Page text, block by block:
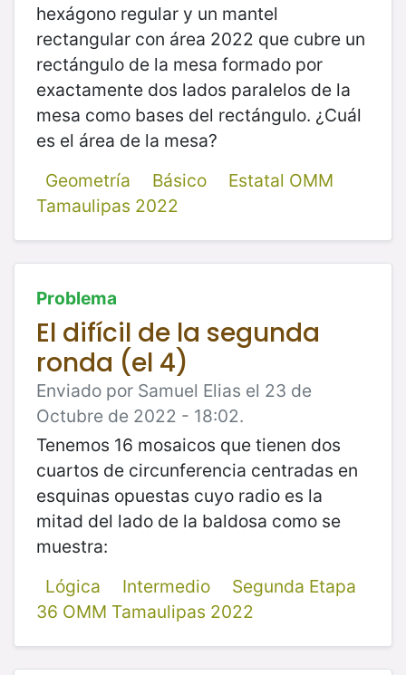
hexágono regular y un mantel
rectangular con área 2022 que cubre un
rectángulo de la mesa formado por
exactamente dos lados paralelos de la
mesa como bases del rectángulo. ¿Cuál
es el área de la mesa?
Geometría
Básico
Estatal OMM
Tamaulipas 2022
Problema
El difícil de la segunda
ronda (el 4)
Enviado por Samuel Elias el 23 de
Octubre de 2022 - 18:02.
Tenemos 16 mosaicos que tienen dos
cuartos de circunferencia centradas en
esquinas opuestas cuyo radio es la
mitad del lado de la baldosa como se
muestra:
Lógica
Intermedio
Segunda Etapa
36 OMM Tamaulipas 2022